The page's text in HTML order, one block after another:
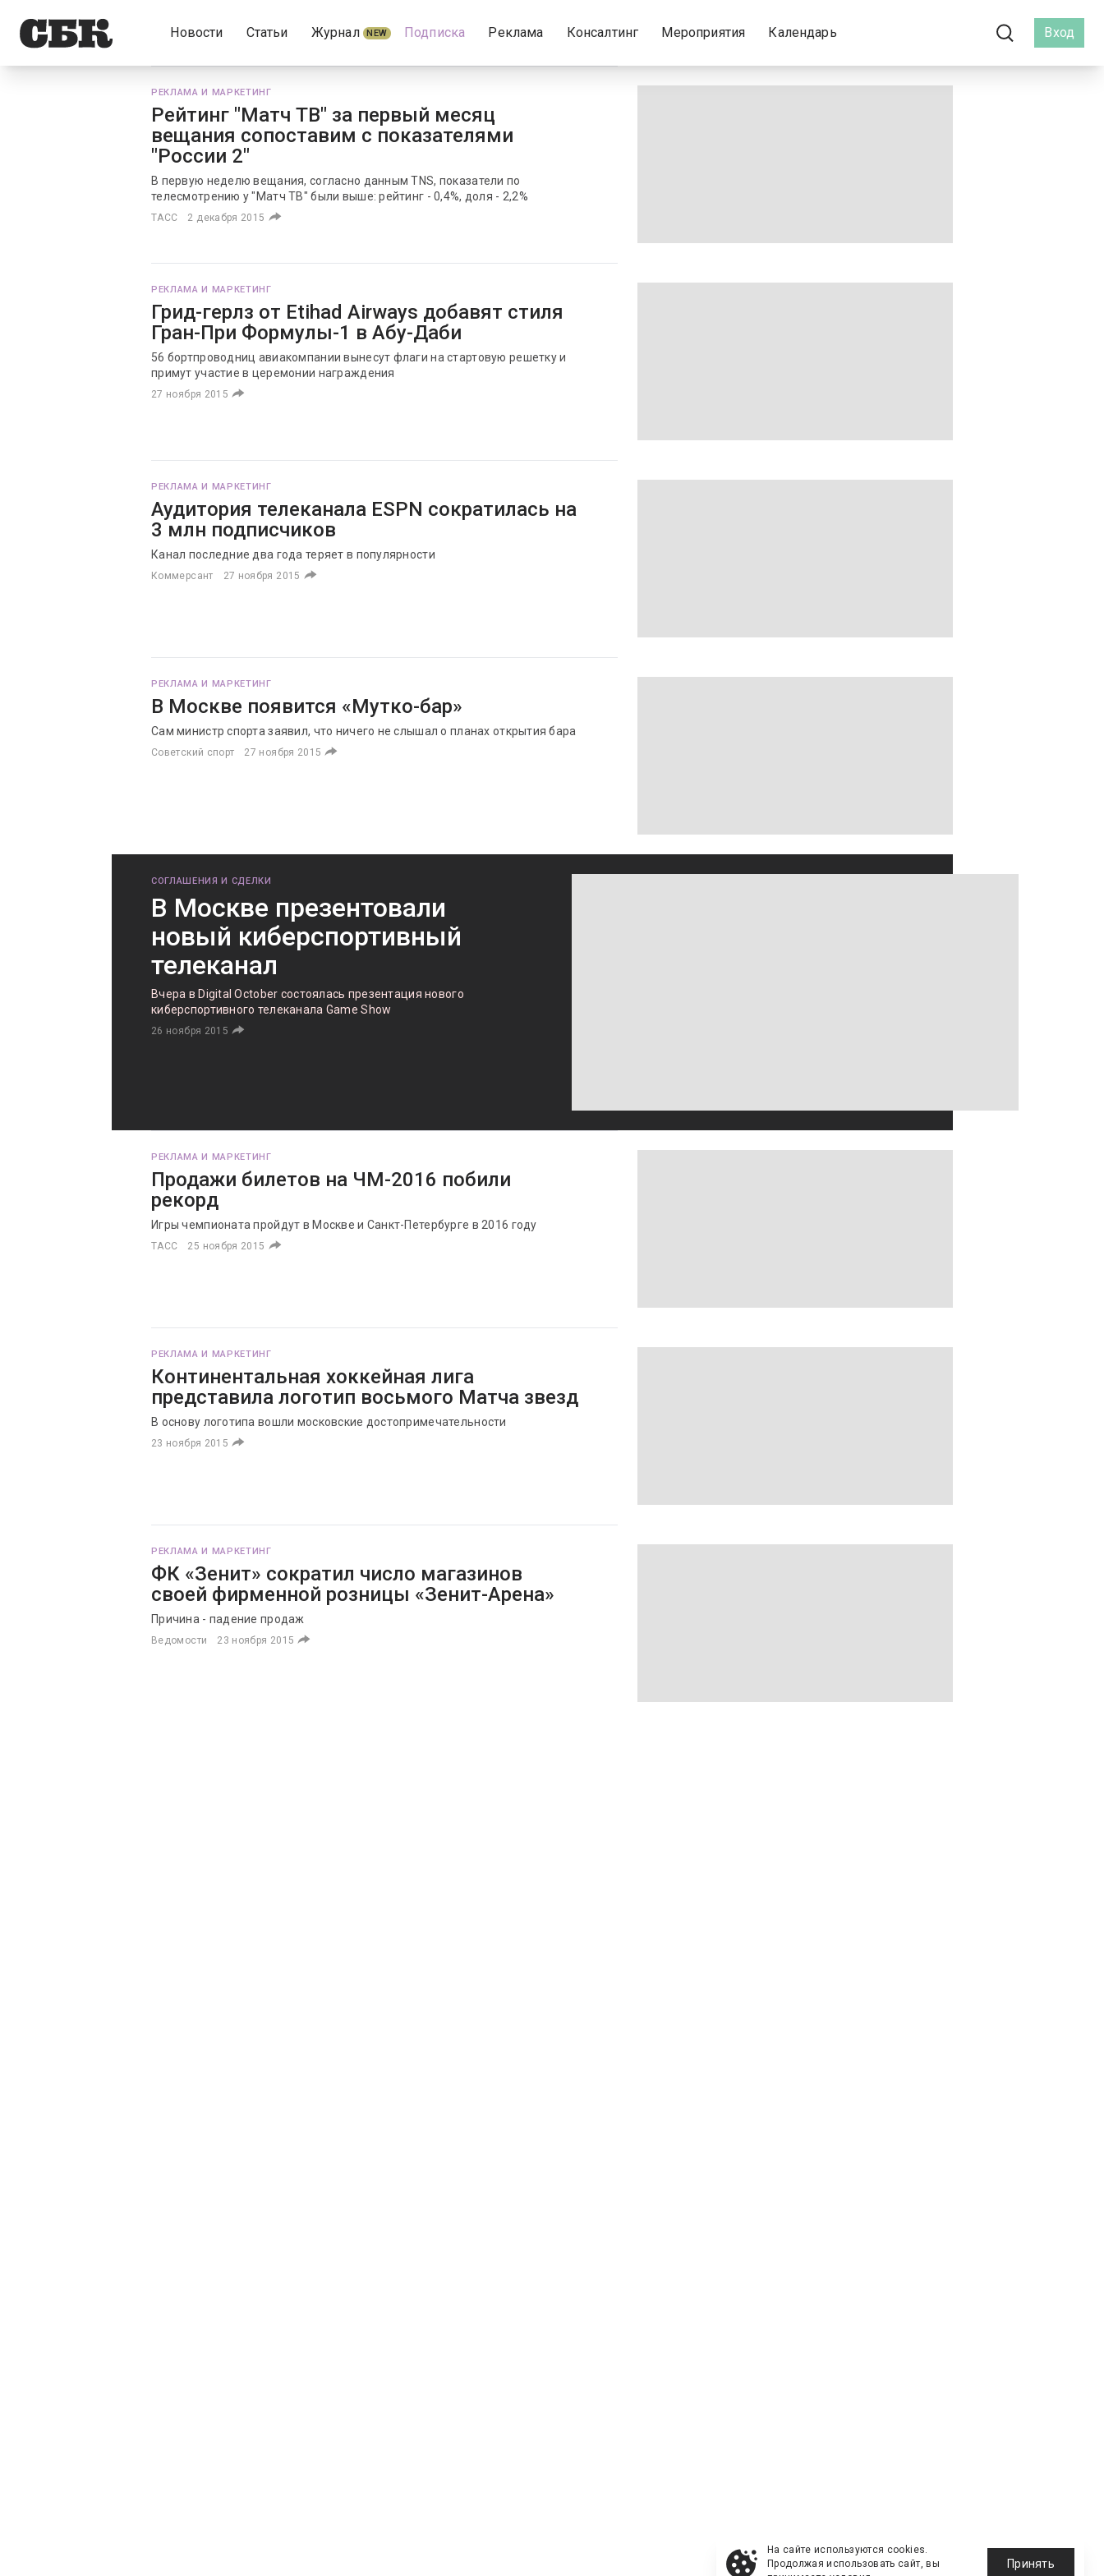
Новости Статьи Журнал NEW Подписка Реклама Консалтинг Мероприятия Календарь Вход
РЕКЛАМА И МАРКЕТИНГ
Рейтинг "Матч ТВ" за первый месяц
вещания сопоставим с показателями
"России 2"
В первую неделю вещания, согласно данным TNS, показатели по
телесмотрению у "Матч ТВ" были выше: рейтинг - 0,4%, доля - 2,2%
ТАСС 2 декабря 2015
РЕКЛАМА И МАРКЕТИНГ
Грид-герлз от Etihad Airways добавят стиля
Гран-При Формулы-1 в Абу-Даби
56 бортпроводниц авиакомпании вынесут флаги на стартовую решетку и
примут участие в церемонии награждения
27 ноября 2015
РЕКЛАМА И МАРКЕТИНГ
Аудитория телеканала ESPN сократилась на
3 млн подписчиков
Канал последние два года теряет в популярности
Коммерсант 27 ноября 2015
РЕКЛАМА И МАРКЕТИНГ
В Москве появится «Мутко-бар»
Сам министр спорта заявил, что ничего не слышал о планах открытия бара
Советский спорт 27 ноября 2015
СОГЛАШЕНИЯ И СДЕЛКИ
В Москве презентовали
новый киберспортивный
телеканал
Вчера в Digital October состоялась презентация нового
киберспортивного телеканала Game Show
26 ноября 2015
РЕКЛАМА И МАРКЕТИНГ
Продажи билетов на ЧМ-2016 побили
рекорд
Игры чемпионата пройдут в Москве и Санкт-Петербурге в 2016 году
ТАСС 25 ноября 2015
РЕКЛАМА И МАРКЕТИНГ
Континентальная хоккейная лига
представила логотип восьмого Матча звезд
В основу логотипа вошли московские достопримечательности
23 ноября 2015
РЕКЛАМА И МАРКЕТИНГ
ФК «Зенит» сократил число магазинов
своей фирменной розницы «Зенит-Арена»
Причина - падение продаж
Ведомости 23 ноября 2015
На сайте используются cookies.
Продолжая использовать сайт, вы
Принять